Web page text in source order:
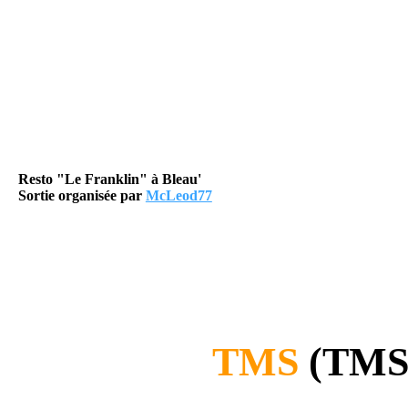
Resto "Le Franklin" à Bleau'
Sortie organisée par McLeod77
TMS